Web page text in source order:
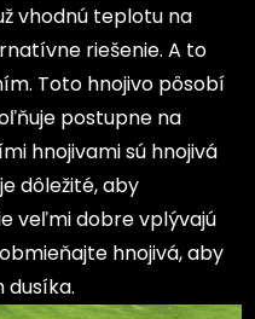
vhodnú teplotu na
riešenie. A to
Toto hnojivo pôsobí
postupne na
hnojivami sú hnojivá
dôležité, aby
veľmi dobre vplývajú
hnojivá, aby